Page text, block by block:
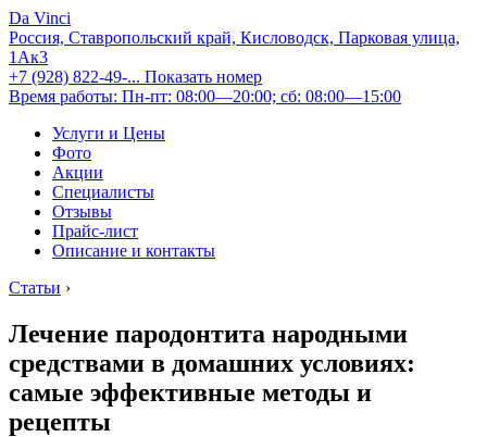
Da Vinci
Россия, Ставропольский край, Кисловодск, Парковая улица,
1Ак3
+7 (928) 822-49-... Показать номер
Время работы: Пн-пт: 08:00—20:00; сб: 08:00—15:00
Услуги и Цены
Фото
Акции
Специалисты
Отзывы
Прайс-лист
Описание и контакты
Статьи ›
Лечение пародонтита народными
средствами в домашних условиях:
самые эффективные методы и
рецепты